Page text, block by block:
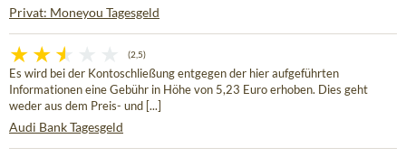
Privat: Moneyou Tagesgeld
(2,5)
Es wird bei der Kontoschließung entgegen der hier aufgeführten
Informationen eine Gebühr in Höhe von 5,23 Euro erhoben. Dies geht
weder aus dem Preis- und [...]
Audi Bank Tagesgeld